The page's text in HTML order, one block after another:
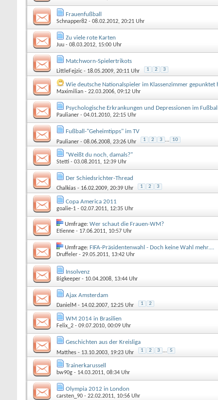
Frauenfußball
Schnapper82 - 08.02.2012, 20:21 Uhr
Zu viele rote Karten
Juu - 08.03.2012, 15:00 Uhr
Matchworn-Spielertrikots
LittleFejzic - 18.05.2009, 20:11 Uhr 1 2 3
Wie deutsche Nationalspieler im Klassenzimmer gepunktet
Maximilian - 22.03.2006, 09:12 Uhr
Psychologische Erkrankungen und Depressionen im
Paulianer - 04.01.2010, 22:15 Uhr
Fußball-"Geheimtipps" im TV
Paulianer - 08.06.2008, 23:26 Uhr 1 2 3 ... 10
"Weißt du noch, damals?"
Stetti - 03.08.2011, 12:39 Uhr
Der Schiedsrichter-Thread
Chalkias - 16.02.2009, 20:39 Uhr 1 2 3
Copa America 2011
goalie-1 - 02.07.2011, 12:35 Uhr
Umfrage: Wer schaut die Frauen-WM?
Etienne - 17.06.2011, 10:57 Uhr
Umfrage: FIFA-Präsidentenwahl - Doch keine Wahl mehr....
Druffeler - 29.05.2011, 13:42 Uhr
Insolvenz
Bigkeeper - 10.04.2008, 13:44 Uhr
Ajax Amsterdam
DanielM - 14.02.2007, 12:25 Uhr 1 2
WM 2014 in Brasilien
Felix_2 - 09.07.2010, 00:09 Uhr
Geschichten aus der Kreisliga
Matthes - 13.10.2003, 19:23 Uhr 1 2 3 ... 5
Trainerkarussell
bw90g - 14.03.2011, 08:34 Uhr
Olympia 2012 in London
carsten_90 - 22.02.2011, 10:56 Uhr